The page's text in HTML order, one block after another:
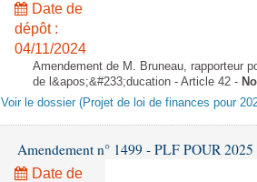
Date de
dépôt :
04/11/2024
Amendement de M. Bruneau, rapporteur
de l&apos;&#233;ducation - Article 42 -
Voir le dossier (Projet de loi de finances pour
Amendement n° 1499 - PLF POUR 2025
Date de